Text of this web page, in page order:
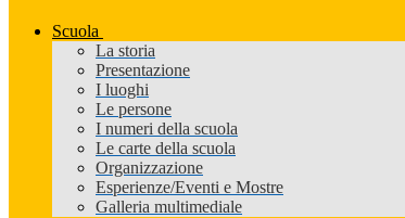
Scuola
La storia
Presentazione
I luoghi
Le persone
I numeri della scuola
Le carte della scuola
Organizzazione
Esperienze/Eventi e Mostre
Galleria multimediale